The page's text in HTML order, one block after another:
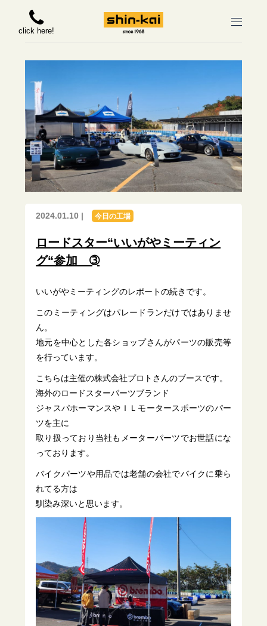
click here!
2024.01.10 | 今日の工場
ロードスター“いいがやミーティン
グ“参加 ➂
いいがやミーティングのレポートの続きです。
このミーティングはパレードランだけではありませ
ん。
地元を中心とした各ショップさんがパーツの販売等
を行っています。
こちらは主催の株式会社プロトさんのブースです。
海外のロードスターパーツブランド
ジャスパホーマンスやＩＬモータースポーツのパー
ツを主に
取り扱っており当社もメーターパーツでお世話にな
っております。
バイクパーツや用品では老舗の会社でバイクに乗ら
れてる方は
馴染み深いと思います。